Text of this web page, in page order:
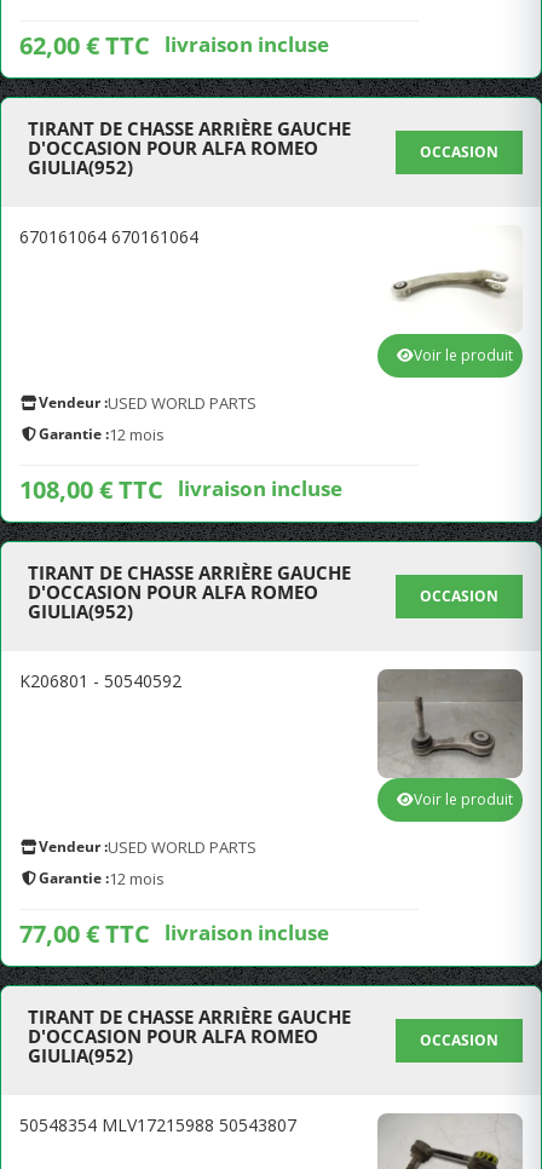
62,00 € TTC livraison incluse
TIRANT DE CHASSE ARRIÈRE GAUCHE
D'OCCASION POUR ALFA ROMEO
GIULIA(952)
OCCASION
670161064 670161064
Vendeur :USED WORLD PARTS
Garantie :12 mois
108,00 € TTC livraison incluse
Voir le produit
TIRANT DE CHASSE ARRIÈRE GAUCHE
D'OCCASION POUR ALFA ROMEO
GIULIA(952)
OCCASION
K206801 - 50540592
Vendeur :USED WORLD PARTS
Garantie :12 mois
77,00 € TTC livraison incluse
Voir le produit
TIRANT DE CHASSE ARRIÈRE GAUCHE
D'OCCASION POUR ALFA ROMEO
GIULIA(952)
OCCASION
50548354 MLV17215988 50543807